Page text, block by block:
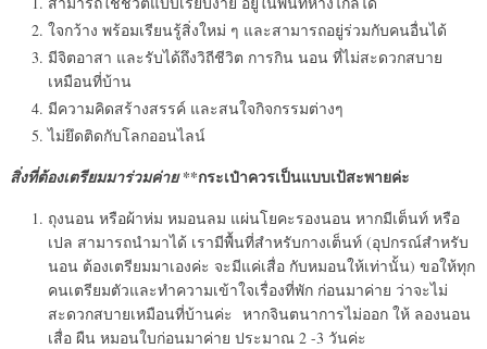
ใจกว้าง พร้อมเรียนรู้สิ่งใหม่ ๆ และสามารถอยู่ร่วมกับคนอื่นได้
มีจิตอาสา และรับได้ถึงวิถีชีวิต การกิน นอน ที่ไม่สะดวกสบาย
เหมือนที่บ้าน
มีความคิดสร้างสรรค์ และสนใจกิจกรรมต่างๆ
ไม่ยึดติดกับโลกออนไลน์
สิ่งที่ต้องเตรียมมาร่วมค่าย **กระเป๋าควรเป็นแบบเป้สะพายค่ะ
ถุงนอน หรือผ้าห่ม หมอนลม แผ่นโยคะรองนอน หากมีเต็นท์ หรือ
เปล สามารถนำมาได้ เรามีพื้นที่สำหรับกางเต็นท์ (อุปกรณ์สำหรับ
นอน ต้องเตรียมมาเองค่ะ จะมีแค่เสื่อ กับหมอนให้เท่านั้น) ขอให้ทุก
คนเตรียมตัวและทำความเข้าใจเรื่องที่พัก ก่อนมาค่าย ว่าจะไม่
สะดวกสบายเหมือนที่บ้านค่ะ หากจินตนาการไม่ออก ให้ ลองนอน
เสื่อ ผืน หมอนใบก่อนมาค่าย ประมาณ 2 -3 วันค่ะ